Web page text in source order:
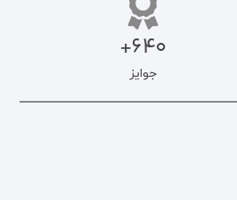
640+
جوایز